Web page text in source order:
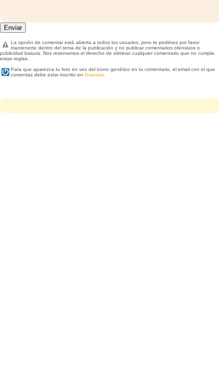
La opción de comentar está abierta a todos los usuarios, pero te pedimos por favor
mantenerte dentro del tema de la publicación y no publicar comentarios ofensivos o
publicidad basura. Nos reservamos el derecho de eliminar cualquier comentario que no cumpla
estas reglas.
Para que aparezca tu foto en vez del icono genérico en tu comentario, el email con el que
comentas debe estar inscrito en Gravatar.